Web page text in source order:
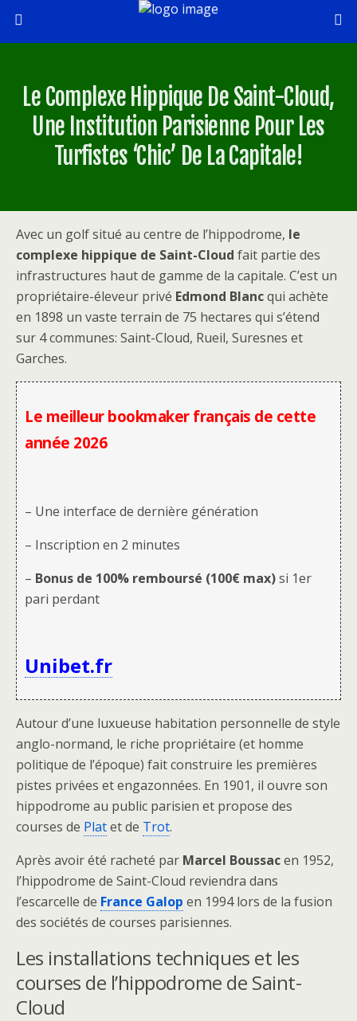
Le Complexe Hippique De Saint-Cloud,
Une Institution Parisienne Pour Les
Turfistes ‘chic’ De La Capitale!
Avec un golf situé au centre de l’hippodrome, le
complexe hippique de Saint-Cloud fait partie des
infrastructures haut de gamme de la capitale. C’est un
propriétaire-éleveur privé Edmond Blancqui achète
en 1898 un vaste terrain de 75 hectares qui s’étend
sur 4 communes: Saint-Cloud, Rueil, Suresnes et
Garches.
Le meilleur bookmaker français de cette
année 2026
– Une interface de dernière génération
– Inscription en 2 minutes
– Bonus de 100% remboursé (100€ max)si 1er
pari perdant
Unibet.fr
Autour d’une luxueuse habitation personnelle de style
anglo-normand, le riche propriétaire (et homme
politique de l’époque) fait construire les premières
pistes privées et engazonnées. En 1901, il ouvre son
hippodrome au public parisien et propose des
courses de Platet de Trot.
Après avoir été racheté par Marcel Boussacen 1952,
l’hippodrome de Saint-Cloud reviendra dans
l’escarcelle de France Galop en 1994 lors de la fusion
des sociétés de courses parisiennes.
Les installations techniques et les
courses de l’hippodrome de Saint-
Cloud